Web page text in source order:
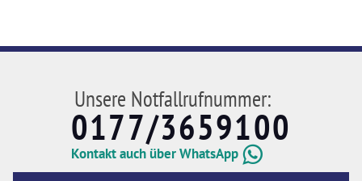
Unsere Notfallrufnummer:
0177/3659100
Kontakt auch über WhatsApp